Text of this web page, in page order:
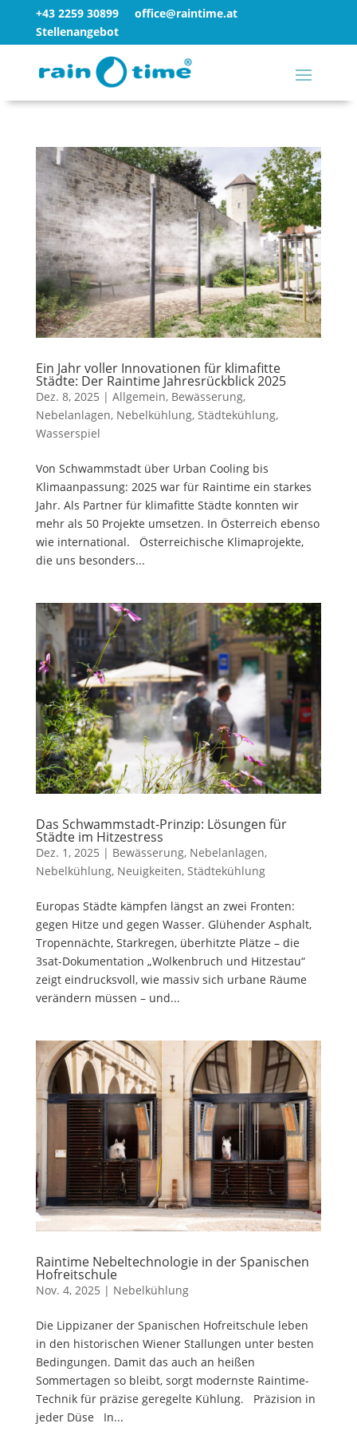
+43 2259 30899
office@raintime.at
Stellenangebot
Ein Jahr voller Innovationen für klimafitte
Städte: Der Raintime Jahresrückblick 2025
Dez. 8, 2025 | Allgemein, Bewässerung,
Nebelanlagen, Nebelkühlung, Städtekühlung,
Wasserspiel
Von Schwammstadt über Urban Cooling bis
Klimaanpassung: 2025 war für Raintime ein starkes
Jahr. Als Partner für klimafitte Städte konnten wir
mehr als 50 Projekte umsetzen. In Österreich ebenso
wie international. Österreichische Klimaprojekte,
die uns besonders...
Das Schwammstadt-Prinzip: Lösungen für
Städte im Hitzestress
Dez. 1, 2025 | Bewässerung, Nebelanlagen,
Nebelkühlung, Neuigkeiten, Städtekühlung
Europas Städte kämpfen längst an zwei Fronten:
gegen Hitze und gegen Wasser. Glühender Asphalt,
Tropennächte, Starkregen, überhitzte Plätze – die
3sat-Dokumentation „Wolkenbruch und Hitzestau“
zeigt eindrucksvoll, wie massiv sich urbane Räume
verändern müssen – und...
Raintime Nebeltechnologie in der Spanischen
Hofreitschule
Nov. 4, 2025 | Nebelkühlung
Die Lippizaner der Spanischen Hofreitschule leben
in den historischen Wiener Stallungen unter besten
Bedingungen. Damit das auch an heißen
Sommertagen so bleibt, sorgt modernste Raintime-
Technik für präzise geregelte Kühlung. Präzision in
jeder Düse In...